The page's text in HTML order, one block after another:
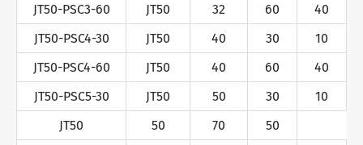
JT50-PSC3-60
JT50 32 60
40
JT50-PSC4-30
JT50 40 30
10
JT50-PSC4-60
JT50 40 60
40
JT50-PSC5-30
JT50 50 30
10
JT50
50 70
50